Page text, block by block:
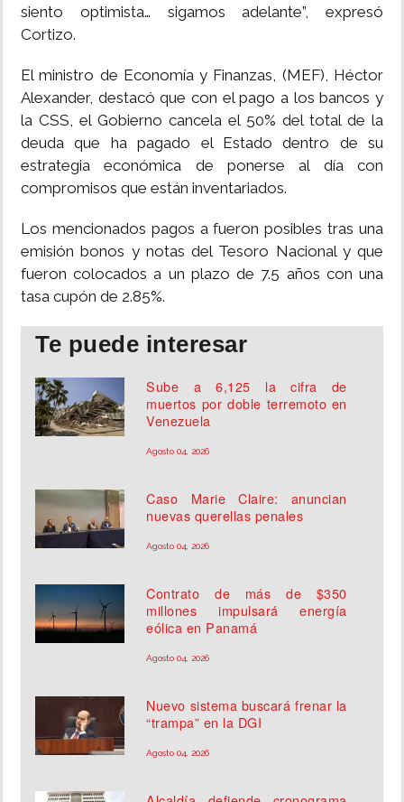
siento optimista… sigamos adelante”, expresó
Cortizo.
El ministro de Economía y Finanzas, (MEF), Héctor
Alexander, destacó que con el pago a los bancos y
la CSS, el Gobierno cancela el 50% del total de la
deuda que ha pagado el Estado dentro de su
estrategia económica de ponerse al día con
compromisos que están inventariados.
Los mencionados pagos a fueron posibles tras una
emisión bonos y notas del Tesoro Nacional y que
fueron colocados a un plazo de 7.5 años con una
tasa cupón de 2.85%.
Te puede interesar
Sube a 6,125 la cifra de
muertos por doble terremoto en
Venezuela
Agosto 04, 2026
Caso Marie Claire: anuncian
nuevas querellas penales
Agosto 04, 2026
Contrato de más de $350
millones impulsará energía
eólica en Panamá
Agosto 04, 2026
Nuevo sistema buscará frenar la
“trampa” en la DGI
Agosto 04, 2026